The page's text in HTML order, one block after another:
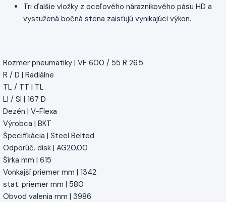
Tri ďalšie vložky z oceľového nárazníkového pásu HD a
vystužená bočná stena zaisťujú vynikajúci výkon.
Rozmer pneumatiky | VF 600 / 55 R 26.5
R / D | Radiálne
TL / TT | TL
LI / SI | 167 D
Dezén | V-Flexa
Výrobca | BKT
Špecifikácia | Steel Belted
Odporúč. disk | AG20.00
Šírka mm | 615
Vonkajší priemer mm | 1342
stat. priemer mm | 580
Obvod valenia mm | 3986